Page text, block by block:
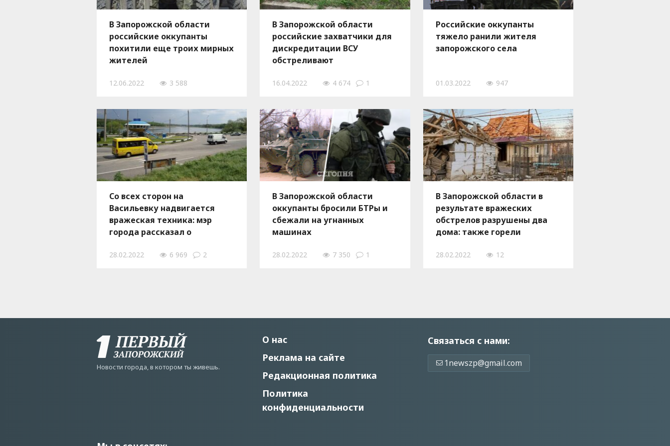
В Запорожской области
российские оккупанты
похитили еще троих мирных
жителей
12.06.2022 3 588
В Запорожской области
российские захватчики для
дискредитации ВСУ
обстреливают
16.04.2022 4 674 1
Российские оккупанты
тяжело ранили жителя
запорожского села
01.03.2022 947
Со всех сторон на
Васильевку надвигается
вражеская техника: мэр
города рассказал о
28.02.2022 6 969 2
В Запорожской области
оккупанты бросили БТРы и
сбежали на угнанных
машинах
28.02.2022 7 350 1
В Запорожской области в
результате вражеских
обстрелов разрушены два
дома: также горели
28.02.2022 12
Новости города, в котором ты живешь.
О нас
Реклама на сайте
Редакционная политика
Политика
конфиденциальности
Связаться с нами:
1newszp@gmail.com